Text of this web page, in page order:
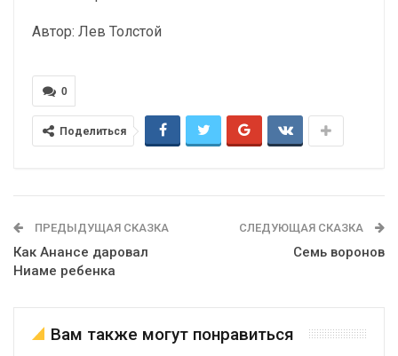
Автор: Лев Толстой
0
Поделиться
ПРЕДЫДУЩАЯ СКАЗКА
Как Анансе даровал
Ниаме ребенка
СЛЕДУЮЩАЯ СКАЗКА
Семь воронов
Вам также могут понравиться